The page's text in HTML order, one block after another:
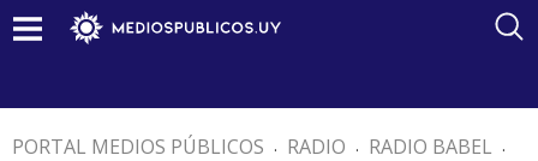
PORTAL MEDIOS PÚBLICOS . RADIO . RADIO BABEL .